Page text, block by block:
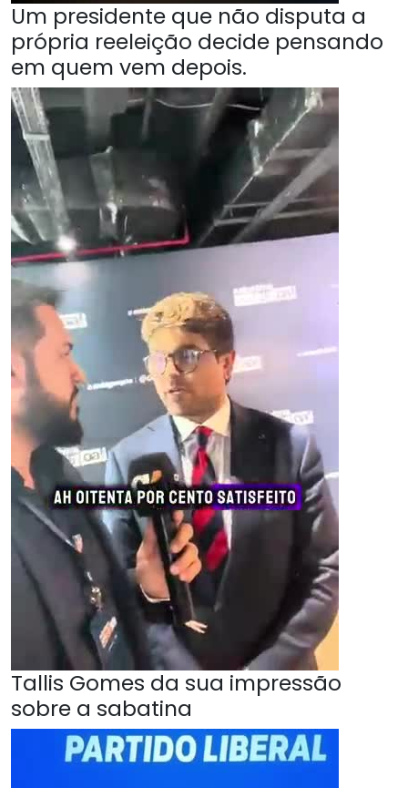
Um presidente que não disputa a
própria reeleição decide pensando
em quem vem depois.
Tallis Gomes da sua impressão
sobre a sabatina